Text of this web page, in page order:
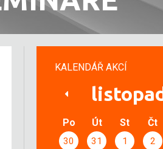
KALENDÁŘ AKCÍ
Po Út St Čt
30 31 1 2